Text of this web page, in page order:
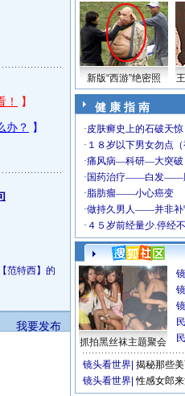
范特西】的
我要发布
新版“西游”绝密照
健 康 指 南
抓拍黑丝袜主题聚会
镜头看世界 揭秘那些
镜头看世界 性感女郎